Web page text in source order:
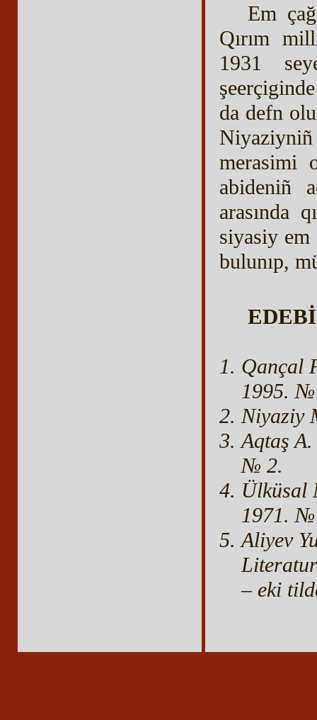
Em
Qırım
1931
da defn
Niyaziyniñ
merasimi
abideniñ
arasında
siyasiy em
bulunıp,
Qançal
1995.
Niyaziy
Aqtaş
№ 2.
Ülküsal
1971.
Aliyev
– eki